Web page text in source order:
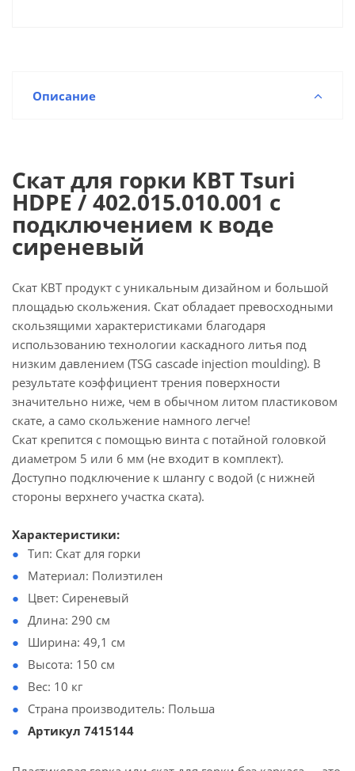
Описание
Скат для горки KBT Tsuri
HDPE / 402.015.010.001 с
подключением к воде
сиреневый
Скат КВТ продукт с уникальным дизайном и большой
площадью скольжения. Скат обладает превосходными
скользящими характеристиками благодаря
использованию технологии каскадного литья под
низким давлением (TSG cascade injection moulding). В
результате коэффициент трения поверхности
значительно ниже, чем в обычном литом пластиковом
скате, а само скольжение намного легче!
Скат крепится с помощью винта с потайной головкой
диаметром 5 или 6 мм (не входит в комплект).
Доступно подключение к шлангу с водой (с нижней
стороны верхнего участка ската).
Характеристики:
Тип: Скат для горки
Материал: Полиэтилен
Цвет: Сиреневый
Длина: 290 см
Ширина: 49,1 см
Высота: 150 см
Вес: 10 кг
Страна производитель: Польша
Артикул 7415144